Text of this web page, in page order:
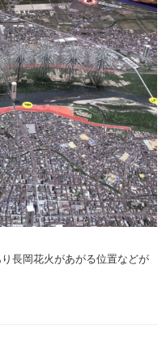
長岡花火があがる位置などが